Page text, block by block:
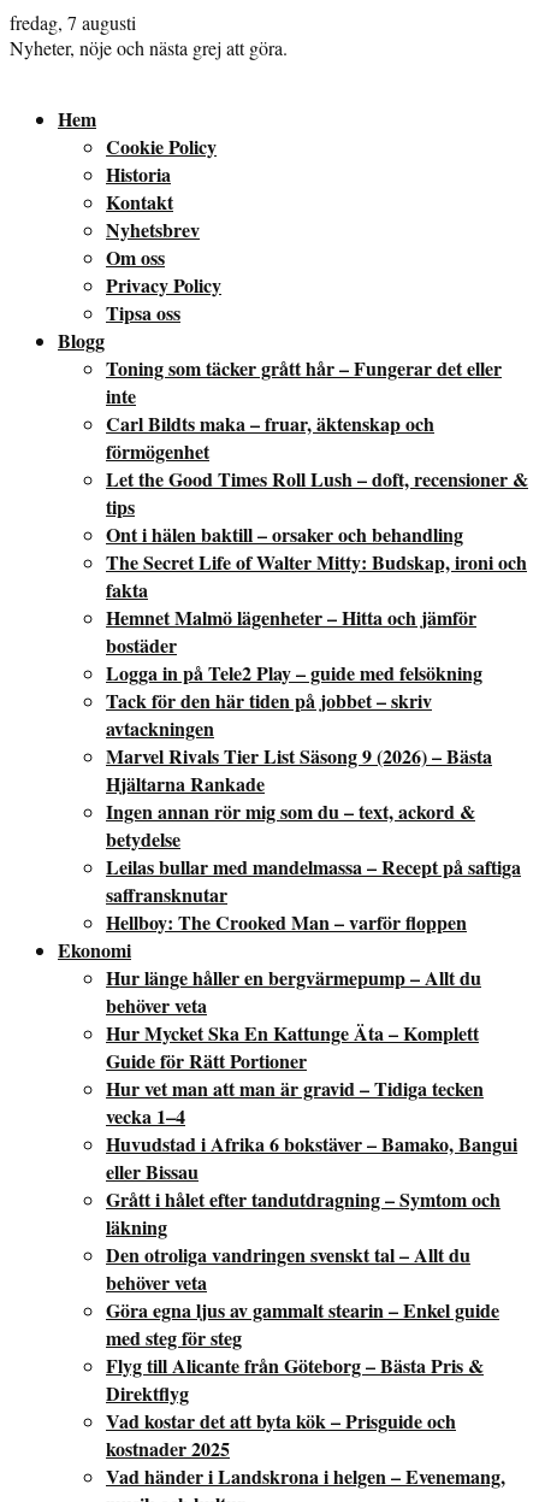
fredag, 7 augusti
Nyheter, nöje och nästa grej att göra.
Hem
Cookie Policy
Historia
Kontakt
Nyhetsbrev
Om oss
Privacy Policy
Tipsa oss
Blogg
Toning som täcker grått hår – Fungerar det eller
inte
Carl Bildts maka – fruar, äktenskap och
förmögenhet
Let the Good Times Roll Lush – doft, recensioner &
tips
Ont i hälen baktill – orsaker och behandling
The Secret Life of Walter Mitty: Budskap, ironi och
fakta
Hemnet Malmö lägenheter – Hitta och jämför
bostäder
Logga in på Tele2 Play – guide med felsökning
Tack för den här tiden på jobbet – skriv
avtackningen
Marvel Rivals Tier List Säsong 9 (2026) – Bästa
Hjältarna Rankade
Ingen annan rör mig som du – text, ackord &
betydelse
Leilas bullar med mandelmassa – Recept på saftiga
saffransknutar
Hellboy: The Crooked Man – varför floppen
Ekonomi
Hur länge håller en bergvärmepump – Allt du
behöver veta
Hur Mycket Ska En Kattunge Äta – Komplett
Guide för Rätt Portioner
Hur vet man att man är gravid – Tidiga tecken
vecka 1–4
Huvudstad i Afrika 6 bokstäver – Bamako, Bangui
eller Bissau
Grått i hålet efter tandutdragning – Symtom och
läkning
Den otroliga vandringen svenskt tal – Allt du
behöver veta
Göra egna ljus av gammalt stearin – Enkel guide
med steg för steg
Flyg till Alicante från Göteborg – Bästa Pris &
Direktflyg
Vad kostar det att byta kök – Prisguide och
kostnader 2025
Vad händer i Landskrona i helgen – Evenemang,